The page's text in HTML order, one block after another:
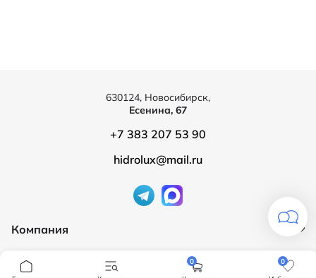
Компания
630124, Новосибирск,
Есенина, 67
+7 383 207 53 90
hidrolux@mail.ru
0
0